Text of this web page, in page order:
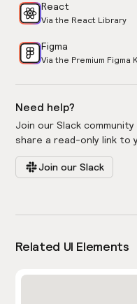
React
Via the React Library
Figma
Via the Premium Figma
Need help?
Join our Slack
share a read-only link to
Join our Slack
Related UI Elements